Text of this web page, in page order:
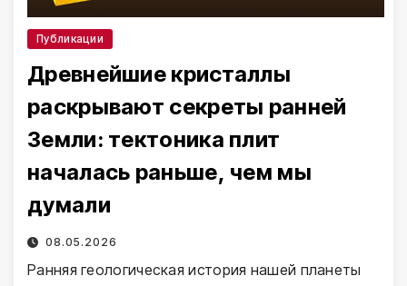
Публикации
Древнейшие кристаллы
раскрывают секреты ранней
Земли: тектоника плит
началась раньше, чем мы
думали
08.05.2026
Ранняя геологическая история нашей планеты